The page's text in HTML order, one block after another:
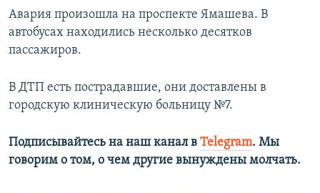
Авария произошла на проспекте Ямашева. В
автобусах находились несколько десятков
пассажиров.
В ДТП есть пострадавшие, они доставлены в
городскую клиническую больницу №7.
Подписывайтесь на наш канал в Telegram. Мы
говорим о том, о чем другие вынуждены молчать.